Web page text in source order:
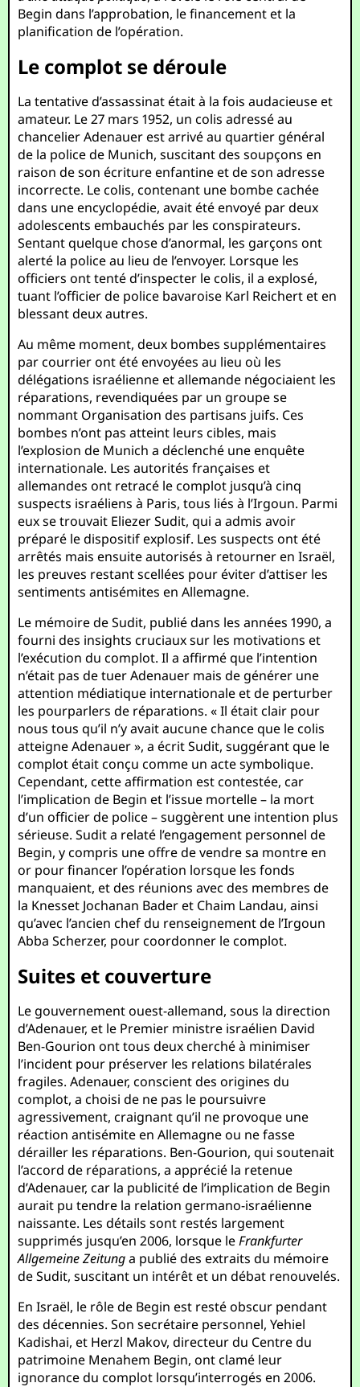
Begin dans l’approbation, le financement et la
planification de l’opération.
Le complot se déroule
La tentative d’assassinat était à la fois audacieuse et
amateur. Le 27 mars 1952, un colis adressé au
chancelier Adenauer est arrivé au quartier général
de la police de Munich, suscitant des soupçons en
raison de son écriture enfantine et de son adresse
incorrecte. Le colis, contenant une bombe cachée
dans une encyclopédie, avait été envoyé par deux
adolescents embauchés par les conspirateurs.
Sentant quelque chose d’anormal, les garçons ont
alerté la police au lieu de l’envoyer. Lorsque les
officiers ont tenté d’inspecter le colis, il a explosé,
tuant l’officier de police bavaroise Karl Reichert et en
blessant deux autres.
Au même moment, deux bombes supplémentaires
par courrier ont été envoyées au lieu où les
délégations israélienne et allemande négociaient les
réparations, revendiquées par un groupe se
nommant Organisation des partisans juifs. Ces
bombes n’ont pas atteint leurs cibles, mais
l’explosion de Munich a déclenché une enquête
internationale. Les autorités françaises et
allemandes ont retracé le complot jusqu’à cinq
suspects israéliens à Paris, tous liés à l’Irgoun. Parmi
eux se trouvait Eliezer Sudit, qui a admis avoir
préparé le dispositif explosif. Les suspects ont été
arrêtés mais ensuite autorisés à retourner en Israël,
les preuves restant scellées pour éviter d’attiser les
sentiments antisémites en Allemagne.
Le mémoire de Sudit, publié dans les années 1990, a
fourni des insights cruciaux sur les motivations et
l’exécution du complot. Il a affirmé que l’intention
n’était pas de tuer Adenauer mais de générer une
attention médiatique internationale et de perturber
les pourparlers de réparations. « Il était clair pour
nous tous qu’il n’y avait aucune chance que le colis
atteigne Adenauer », a écrit Sudit, suggérant que le
complot était conçu comme un acte symbolique.
Cependant, cette affirmation est contestée, car
l’implication de Begin et l’issue mortelle – la mort
d’un officier de police – suggèrent une intention plus
sérieuse. Sudit a relaté l’engagement personnel de
Begin, y compris une offre de vendre sa montre en
or pour financer l’opération lorsque les fonds
manquaient, et des réunions avec des membres de
la Knesset Jochanan Bader et Chaim Landau, ainsi
qu’avec l’ancien chef du renseignement de l’Irgoun
Abba Scherzer, pour coordonner le complot.
Suites et couverture
Le gouvernement ouest-allemand, sous la direction
d’Adenauer, et le Premier ministre israélien David
Ben-Gourion ont tous deux cherché à minimiser
l’incident pour préserver les relations bilatérales
fragiles. Adenauer, conscient des origines du
complot, a choisi de ne pas le poursuivre
agressivement, craignant qu’il ne provoque une
réaction antisémite en Allemagne ou ne fasse
dérailler les réparations. Ben-Gourion, qui soutenait
l’accord de réparations, a apprécié la retenue
d’Adenauer, car la publicité de l’implication de Begin
aurait pu tendre la relation germano-israélienne
naissante. Les détails sont restés largement
supprimés jusqu’en 2006, lorsque leFrankfurter
Allgemeine Zeitunga publié des extraits du mémoire
de Sudit, suscitant un intérêt et un débat renouvelés.
En Israël, le rôle de Begin est resté obscur pendant
des décennies. Son secrétaire personnel, Yehiel
Kadishai, et Herzl Makov, directeur du Centre du
patrimoine Menahem Begin, ont clamé leur
ignorance du complot lorsqu’interrogés en 2006.